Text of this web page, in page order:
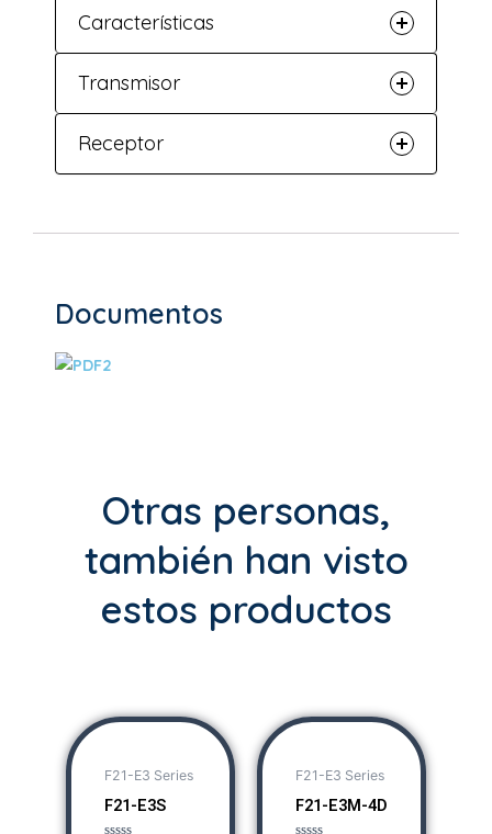
Características
Transmisor
Receptor
Documentos
Otras personas,
también han visto
estos productos
F21-E3 Series
F21-E3S
F21-E3 Series
F21-E3M-4D